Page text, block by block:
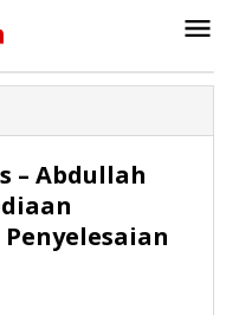
– Abdullah